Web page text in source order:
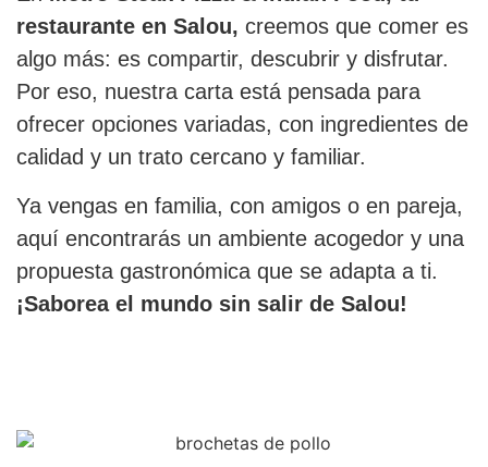
restaurante en Salou, creemos que comer es
algo más: es compartir, descubrir y disfrutar.
Por eso, nuestra carta está pensada para
ofrecer opciones variadas, con ingredientes de
calidad y un trato cercano y familiar.
Ya vengas en familia, con amigos o en pareja,
aquí encontrarás un ambiente acogedor y una
propuesta gastronómica que se adapta a ti.
¡Saborea el mundo sin salir de Salou!